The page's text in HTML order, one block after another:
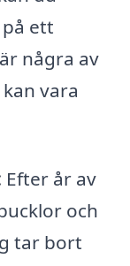
ett
några av
vara
Efter år av
och
tar bort